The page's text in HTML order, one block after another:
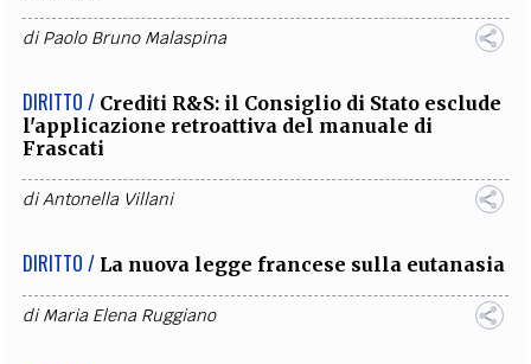
diPaolo Bruno Malaspina
DIRITTO / Crediti R&S: il Consiglio di Stato esclude
l'applicazione retroattiva del manuale di
Frascati
diAntonella Villani
DIRITTO / La nuova legge francese sulla eutanasia
diMaria Elena Ruggiano